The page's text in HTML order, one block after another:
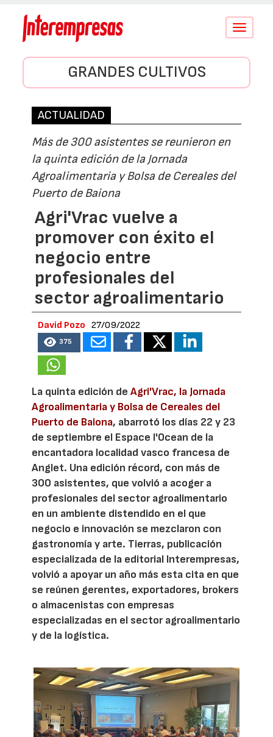
Conmutar
GRANDES CULTIVOS
ACTUALIDAD
Más de 300 asistentes se reunieron en
la quinta edición de la Jornada
Agroalimentaria y Bolsa de Cereales del
Puerto de Baiona
Agri'Vrac vuelve a
promover con éxito el
negocio entre
profesionales del
sector agroalimentario
David Pozo 27/09/2022
375
La quinta edición deAgri'Vrac, la Jornada
Agroalimentaria y Bolsa de Cereales del
Puerto de Baiona, abarrotó los días 22 y 23
de septiembre el Espace l'Ocean de la
encantadora localidad vasco francesa de
Anglet. Una edición récord, con más de
300 asistentes, que volvió a acoger a
profesionales del sector agroalimentario
en un ambiente distendido en el que
negocio e innovación se mezclaron con
gastronomía y arte. Tierras, publicación
especializada de la editorial Interempresas,
volvió a apoyar un año más esta cita en que
se reúnen gerentes, exportadores, brokers
o almacenistas con empresas
especializadas en el sector agroalimentario
y de la logística.